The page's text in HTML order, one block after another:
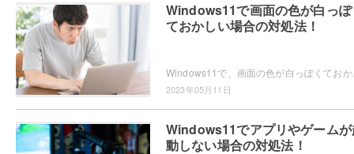
Windows11で画面の色が白っ
ておかしい場合の対処法！
Windows11で、画面の色が白っぽ
2023年05月11日
Windows11でアプリやゲーム
動しない場合の対処法！